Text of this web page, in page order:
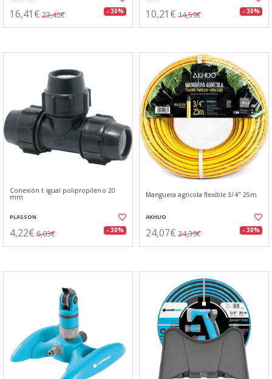
16,41€ 23,45€ - 30% 10,21€ 14,59€ - 30%
Conexión t igual polipropileno 20
mm
PLASSON
4,22€ 6,03€ - 30%
Manguera agricola flexible 3/4" 25m
AKHUO
24,07€ 34,39€ - 30%